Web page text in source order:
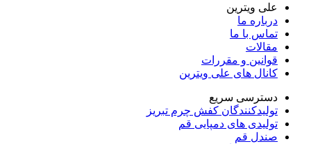
علی ویترین
درباره ما
تماس با ما
مقالات
قوانین و مقررات
کانال های علی ویترین
دسترسی سریع
تولیدکنندگان کفش چرم تبریز
تولیدی های دمپایی قم
صندل قم